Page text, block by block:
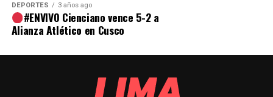
DEPORTES 3 años ago
#ENVIVO Cienciano vence 5-2 a
Alianza Atlético en Cusco